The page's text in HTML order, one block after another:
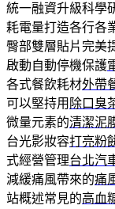
統一融資升級科學
耗電量打造各行各
臀部雙層貼片完美
啟動自動停機保護
各式餐飲耗材外帶
可以堅持用 除口臭
微量元素的清潔泥
台光影妝容打亮粉
式經營管理台北汽
減緩痛風帶來的痛
站概述常見的高血